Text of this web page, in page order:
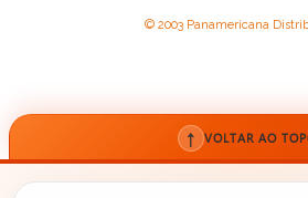
© 2003 Panamericana
↑ VOLTAR AO